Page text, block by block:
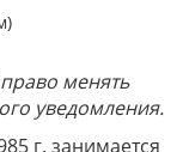
менять
уведомления.
г. занимается